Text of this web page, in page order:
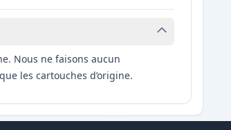
Nous ne faisons aucun
les cartouches d’origine.